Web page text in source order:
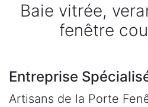
Baie vitrée,
fenêtre
Entreprise
Artisans de la Porte